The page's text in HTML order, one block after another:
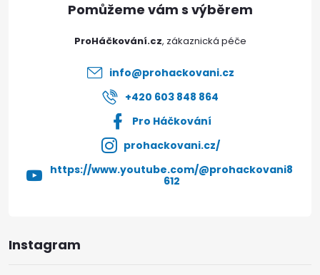
Instagram
ProHáčkování.cz
info@prohackovani.cz
+420 603 848 864
Pro Háčkování
prohackovani.cz/
https://www.youtube.com/@prohackovani8
612